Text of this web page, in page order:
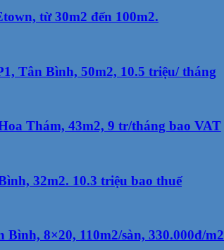
từ 30m2 đến 100m2.
Tân Bình, 50m2, 10.5 triệu/ tháng
Thám, 43m2, 9 tr/tháng bao VAT
32m2. 10.3 triệu bao thuế
8×20, 110m2/sàn, 330.000đ/m2